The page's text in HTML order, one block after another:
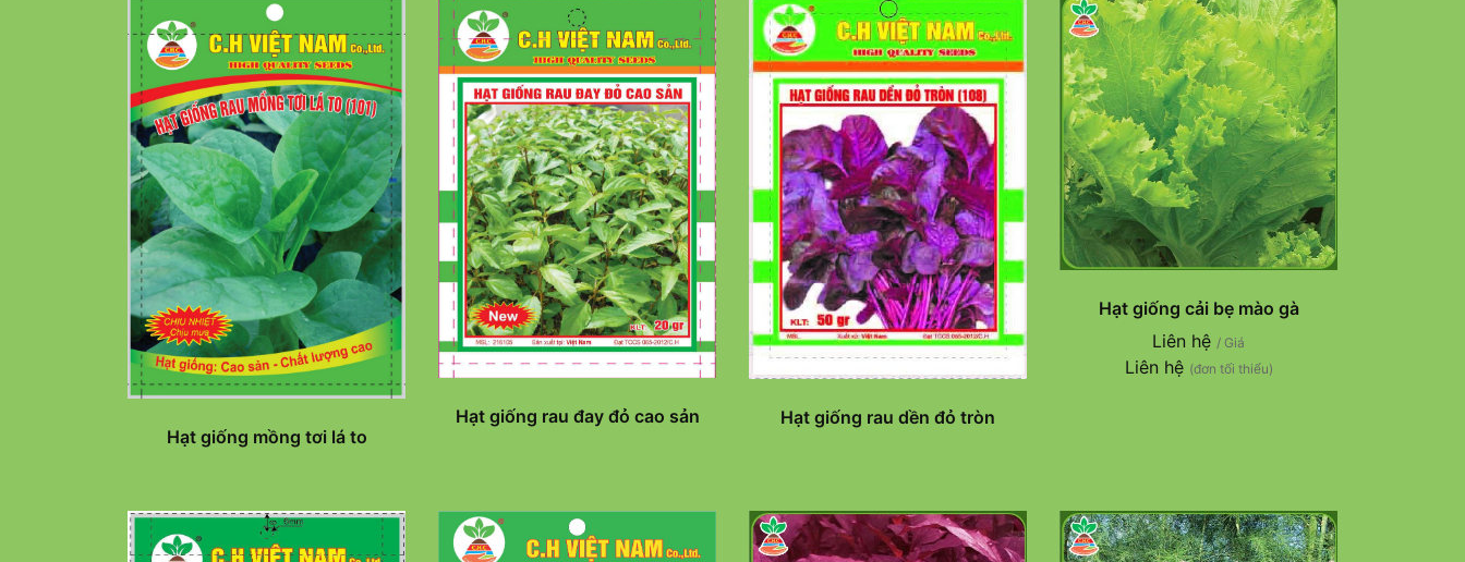
Hạt giống mồng tơi lá to
Hạt giống rau đay đỏ cao sản Hạt giống rau dền đỏ tròn
Hạt giống cải bẹ mào gà
Liên hệ / Giá
Liên hệ (đơn tối thiểu)